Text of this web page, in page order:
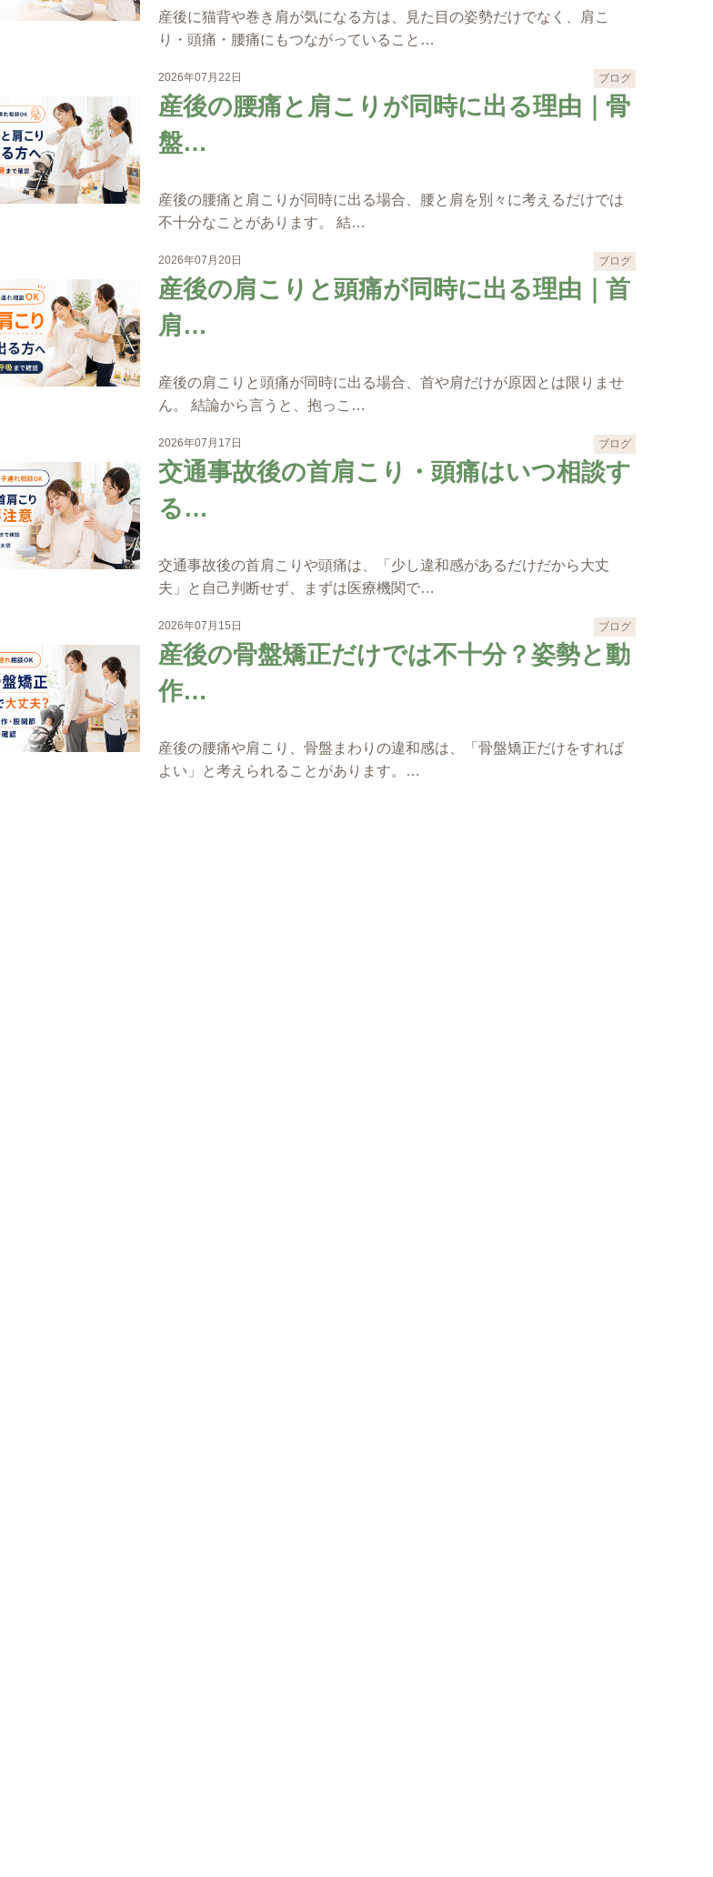
産後に猫背や巻き肩が気になる方は、見た目の姿勢だけでなく、肩こ
り・頭痛・腰痛にもつながっていること…
2026年07月22日 ブログ
産後の腰痛と肩こりが同時に出る理由｜骨
盤…
産後の腰痛と肩こりが同時に出る場合、腰と肩を別々に考えるだけでは
不十分なことがあります。 結…
2026年07月20日 ブログ
産後の肩こりと頭痛が同時に出る理由｜首
肩…
産後の肩こりと頭痛が同時に出る場合、首や肩だけが原因とは限りませ
ん。 結論から言うと、抱っこ…
2026年07月17日 ブログ
交通事故後の首肩こり・頭痛はいつ相談す
る…
交通事故後の首肩こりや頭痛は、「少し違和感があるだけだから大丈
夫」と自己判断せず、まずは医療機関で…
2026年07月15日 ブログ
産後の骨盤矯正だけでは不十分？姿勢と動
作…
産後の腰痛や肩こり、骨盤まわりの違和感は、「骨盤矯正だけをすれば
よい」と考えられることがあります。…